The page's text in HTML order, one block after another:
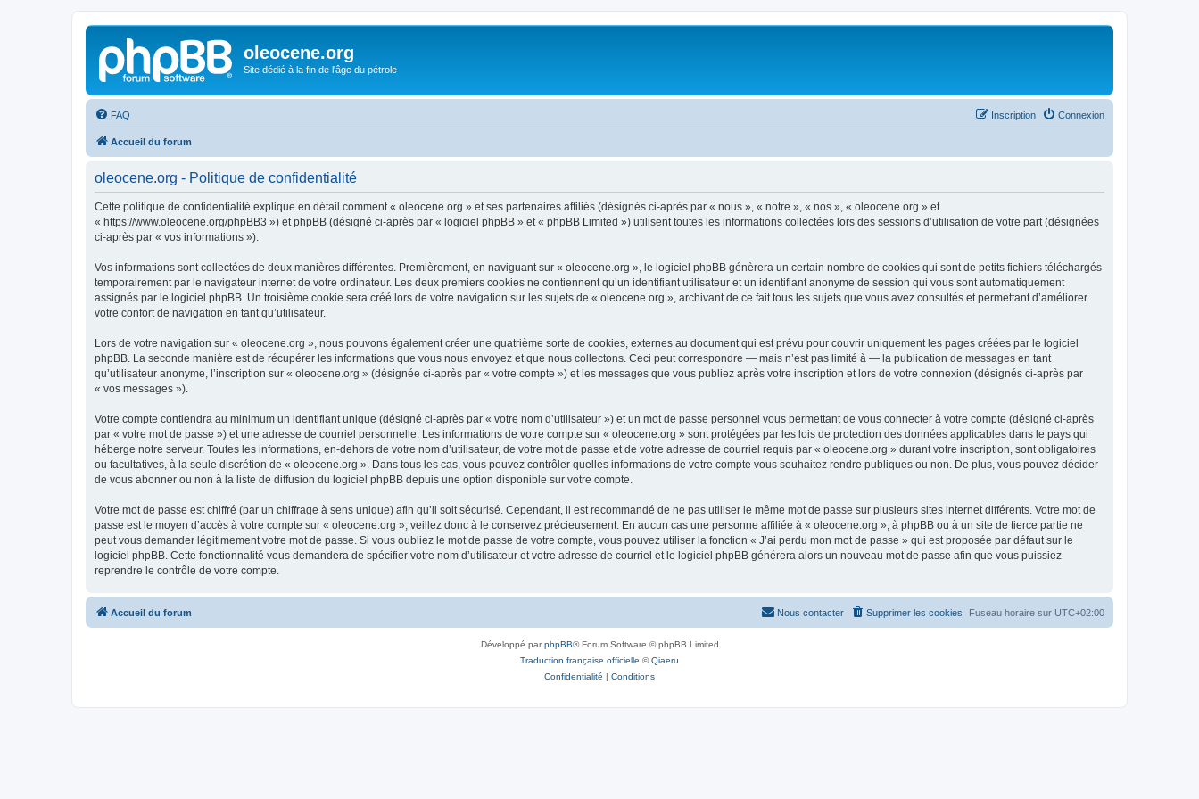
oleocene.org
Site dédié à la fin de l'âge du pétrole
FAQ Connexion
Inscription
Accueil du forum
oleocene.org - Politique de confidentialité
Cette politique de confidentialité explique en détail comment « oleocene.org » et ses partenaires affiliés (désignés ci-après par « nous », « notre », « nos », « oleocene.org » et
« https://www.oleocene.org/phpBB3 ») et phpBB (désigné ci-après par « logiciel phpBB » et « phpBB Limited ») utilisent toutes les informations collectées lors des sessions d’utilisation de votre part (désignées
ci-après par « vos informations »).
Vos informations sont collectées de deux manières différentes. Premièrement, en naviguant sur « oleocene.org », le logiciel phpBB génèrera un certain nombre de cookies qui sont de petits fichiers téléchargés
temporairement par le navigateur internet de votre ordinateur. Les deux premiers cookies ne contiennent qu’un identifiant utilisateur et un identifiant anonyme de session qui vous sont automatiquement
assignés par le logiciel phpBB. Un troisième cookie sera créé lors de votre navigation sur les sujets de « oleocene.org », archivant de ce fait tous les sujets que vous avez consultés et permettant d’améliorer
votre confort de navigation en tant qu’utilisateur.
Lors de votre navigation sur « oleocene.org », nous pouvons également créer une quatrième sorte de cookies, externes au document qui est prévu pour couvrir uniquement les pages créées par le logiciel
phpBB. La seconde manière est de récupérer les informations que vous nous envoyez et que nous collectons. Ceci peut correspondre — mais n’est pas limité à — la publication de messages en tant
qu’utilisateur anonyme, l’inscription sur « oleocene.org » (désignée ci-après par « votre compte ») et les messages que vous publiez après votre inscription et lors de votre connexion (désignés ci-après par
« vos messages »).
Votre compte contiendra au minimum un identifiant unique (désigné ci-après par « votre nom d’utilisateur ») et un mot de passe personnel vous permettant de vous connecter à votre compte (désigné ci-après
par « votre mot de passe ») et une adresse de courriel personnelle. Les informations de votre compte sur « oleocene.org » sont protégées par les lois de protection des données applicables dans le pays qui
héberge notre serveur. Toutes les informations, en-dehors de votre nom d’utilisateur, de votre mot de passe et de votre adresse de courriel requis par « oleocene.org » durant votre inscription, sont obligatoires
ou facultatives, à la seule discrétion de « oleocene.org ». Dans tous les cas, vous pouvez contrôler quelles informations de votre compte vous souhaitez rendre publiques ou non. De plus, vous pouvez décider
de vous abonner ou non à la liste de diffusion du logiciel phpBB depuis une option disponible sur votre compte.
Votre mot de passe est chiffré (par un chiffrage à sens unique) afin qu’il soit sécurisé. Cependant, il est recommandé de ne pas utiliser le même mot de passe sur plusieurs sites internet différents. Votre mot de
passe est le moyen d’accès à votre compte sur « oleocene.org », veillez donc à le conservez précieusement. En aucun cas une personne affiliée à « oleocene.org », à phpBB ou à un site de tierce partie ne
peut vous demander légitimement votre mot de passe. Si vous oubliez le mot de passe de votre compte, vous pouvez utiliser la fonction « J’ai perdu mon mot de passe » qui est proposée par défaut sur le
logiciel phpBB. Cette fonctionnalité vous demandera de spécifier votre nom d’utilisateur et votre adresse de courriel et le logiciel phpBB générera alors un nouveau mot de passe afin que vous puissiez
reprendre le contrôle de votre compte.
Accueil du forum Fuseau horaire sur UTC+02:00
Supprimer les cookies
Nous contacter
Développé parphpBB® Forum Software © phpBB Limited
Traduction française officielle ©Qiaeru
Confidentialité | Conditions